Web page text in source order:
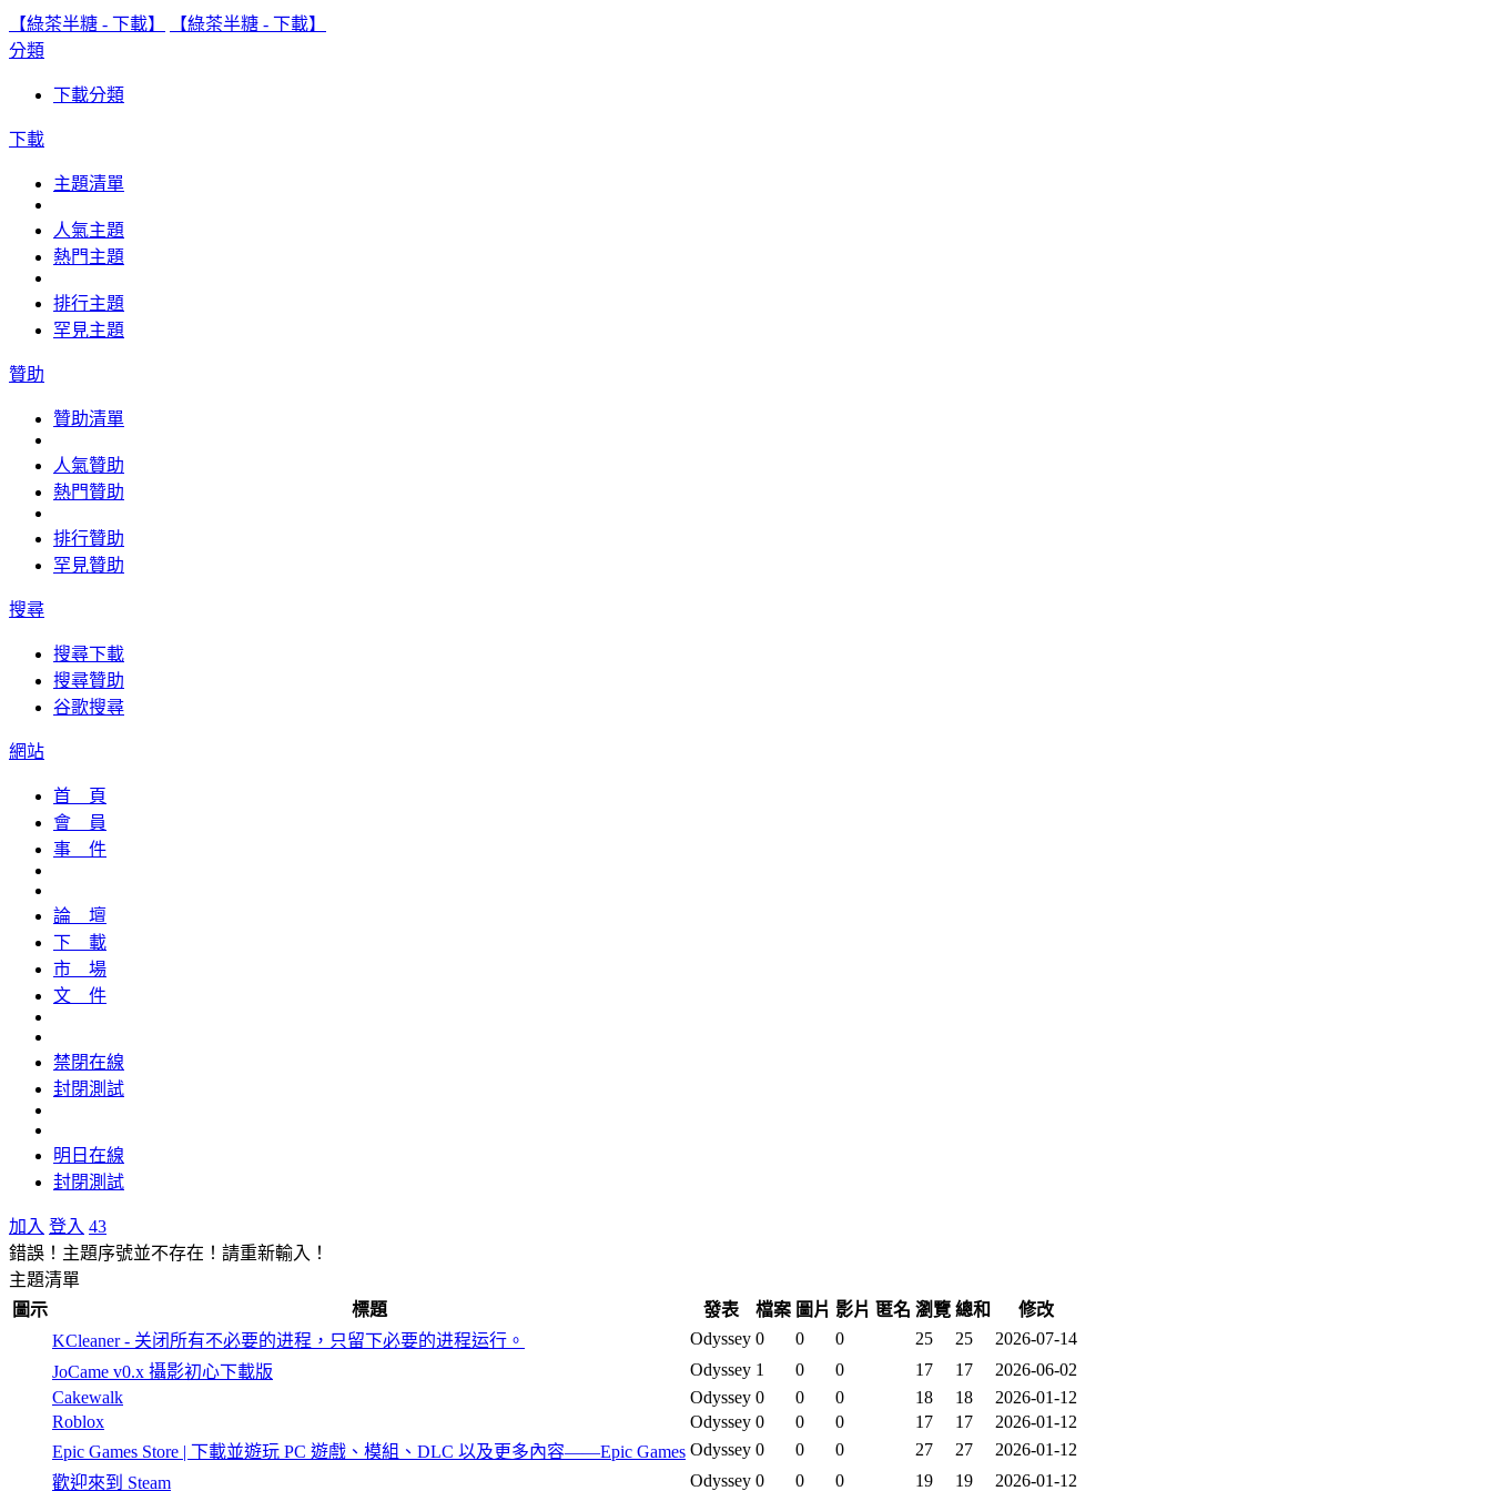
【綠茶半糖 - 下載】
【綠茶半糖 - 下載】
分類
下載分類
下載
主題清單
人氣主題
熱門主題
排行主題
罕見主題
贊助
贊助清單
人氣贊助
熱門贊助
排行贊助
罕見贊助
搜尋
搜尋下載
搜尋贊助
谷歌搜尋
網站
首 頁
會 員
事 件
論 壇
下 載
市 場
文 件
禁閉在線
封閉測試
明日在線
封閉測試
加入 登入 43
錯誤！主題序號並不存在！請重新輸入！
主題清單
圖示
標題 發表 檔案 圖片 影片 匿名 瀏覽 總和
修改
KCleaner - 关闭所有不必要的进程，只留下必要的进程运行。
Odyssey 0 0 0 25 25
2026-07-14
JoCame v0.x 攝影初心下載版
Odyssey 1 0 0 17 17
2026-06-02
Cakewalk
Odyssey 0 0 0 18 18
2026-01-12
Roblox
Odyssey 0 0 0 17 17
2026-01-12
Epic Games Store | 下載並遊玩 PC 遊戲、模組、DLC 以及更多內容——Epic Games Odyssey 0 0 0 27 27
2026-01-12
歡迎來到 Steam
Odyssey 0 0 0 19 19 2026-01-12